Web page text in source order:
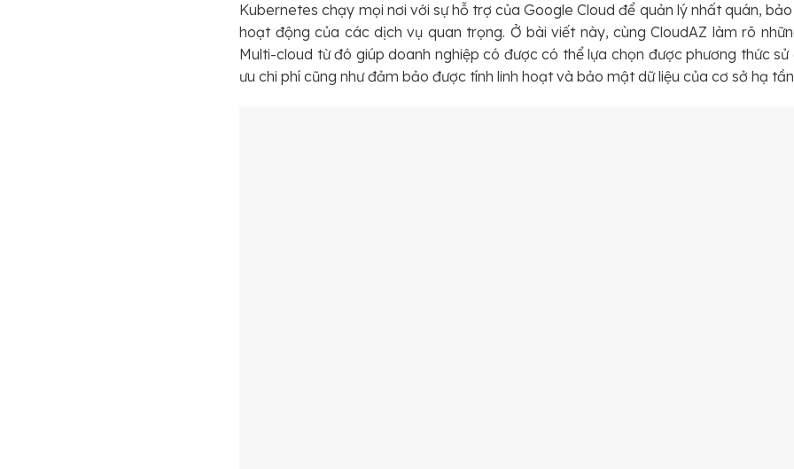
Kubernetes chạy mọi nơi với sự hỗ trợ của Google Cloud để quản lý nhất quán,
hoạt động của các dịch vụ quan trọng. Ở bài viết này, cùng CloudAZ làm rõ
Multi-cloud từ đó giúp doanh nghiệp có được có thể lựa chọn được phương thức sử
ưu chi phí cũng như đảm bảo được tính linh hoạt và bảo mật dữ liệu của cơ sở hạ